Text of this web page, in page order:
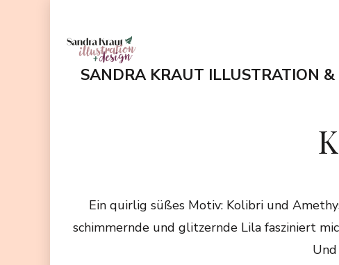
springen
(EnterSANDRA KRAUT ILLUSTRATION &
Ein quirlig süßes Motiv: Kolibri und
schimmernde und glitzernde Lila fasziniert